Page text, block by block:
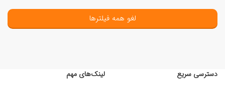
لغو همه فیلترها
دسترسی سریع لینک‌های مهم